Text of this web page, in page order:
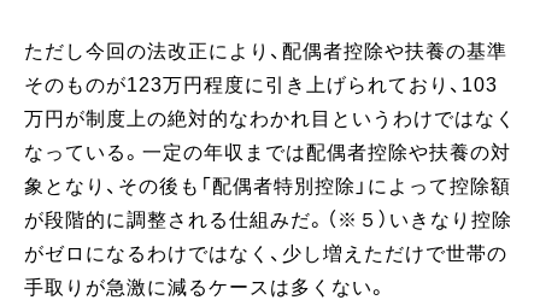
ただし今回の法改正により、配偶者控除や扶養の基準
そのものが123万円程度に引き上げられており、103
万円が制度上の絶対的なわかれ目というわけではなく
なっている。一定の年収までは配偶者控除や扶養の対
象となり、その後も「配偶者特別控除」によって控除額
が段階的に調整される仕組みだ。（※５）いきなり控除
がゼロになるわけではなく、少し増えただけで世帯の
手取りが急激に減るケースは多くない。